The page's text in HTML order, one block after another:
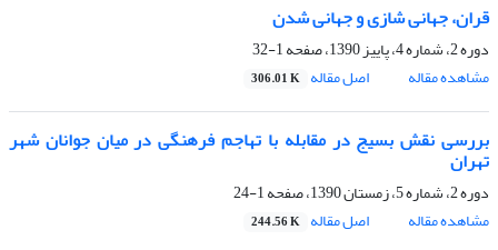
قران، جهانی شازی و جهانی شدن
دوره 2، شماره 4، پاییز 1390، صفحه
1-32
مشاهده مقاله
اصل مقاله 306.01 K
بررسی نقش بسیج در مقابله با تهاجم فرهنگی در میان جوانان شهر
تهران
دوره 2، شماره 5، زمستان 1390، صفحه
1-24
مشاهده مقاله
اصل مقاله 244.56 K